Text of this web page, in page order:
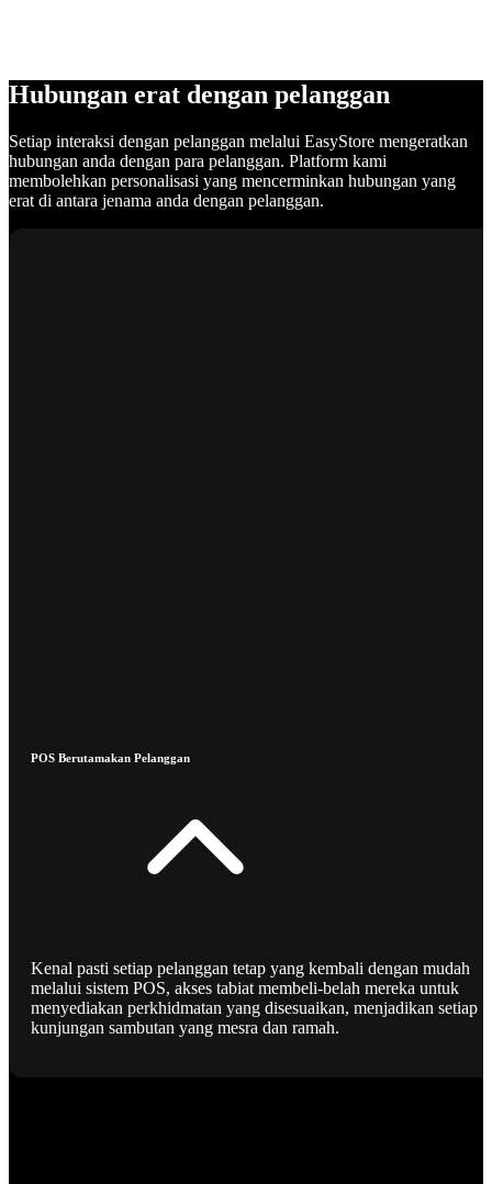
Hubungan erat dengan pelanggan
Setiap interaksi dengan pelanggan melalui EasyStore mengeratkan
hubungan anda dengan para pelanggan. Platform kami
membolehkan personalisasi yang mencerminkan hubungan yang
erat di antara jenama anda dengan pelanggan.
POS Berutamakan Pelanggan
Kenal pasti setiap pelanggan tetap yang kembali dengan mudah
melalui sistem POS, akses tabiat membeli-belah mereka untuk
menyediakan perkhidmatan yang disesuaikan, menjadikan setiap
kunjungan sambutan yang mesra dan ramah.